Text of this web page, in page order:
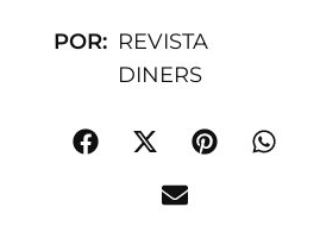
POR: REVISTA
DINERS